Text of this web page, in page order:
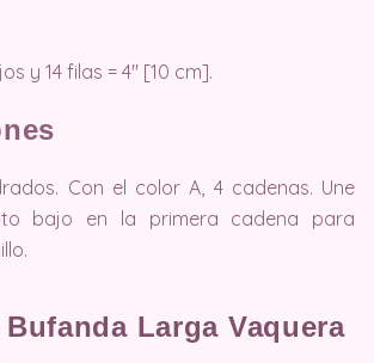
y 14 filas = 4″ [10 cm].
Con el color A, 4 cadenas. Une
bajo en la primera cadena para
Larga Vaquera